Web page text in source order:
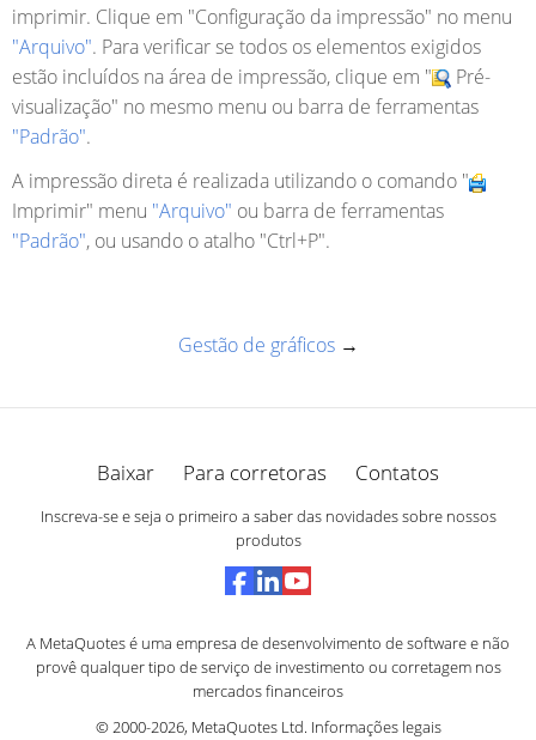
imprimir. Clique em "Configuração da impressão" no menu
"Arquivo". Para verificar se todos os elementos exigidos
estão incluídos na área de impressão, clique em "
Pré-
visualização" no mesmo menu ou barra de ferramentas
"Padrão".
A impressão direta é realizada utilizando o comando "
Imprimir" menu "Arquivo" ou barra de ferramentas
"Padrão", ou usando o atalho "Ctrl+P".
Gestão de gráficos →
Baixar Para corretoras Contatos
Inscreva-se e seja o primeiro a saber das novidades sobre nossos
produtos
A MetaQuotes é uma empresa de desenvolvimento de software e não
provê qualquer tipo de serviço de investimento ou corretagem nos
mercados financeiros
© 2000-2026, MetaQuotes Ltd. Informações legais